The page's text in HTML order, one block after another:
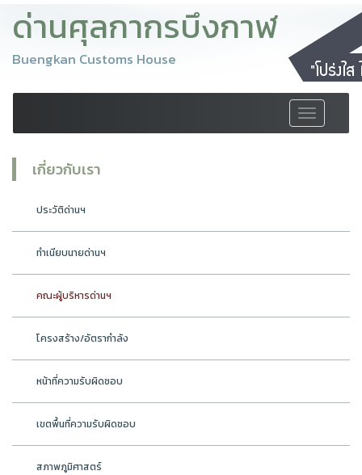
ด่านศุลกากรบึงกาฬ
Buengkan Customs House
Toggle
navigation
เกี่ยวกับเรา
ประวัติด่านฯ
ทำเนียบนายด่านฯ
คณะผู้บริหารด่านฯ
โครงสร้าง/อัตรากำลัง
หน้าที่ความรับผิดชอบ
เขตพื้นที่ความรับผิดชอบ
สภาพภูมิศาสตร์